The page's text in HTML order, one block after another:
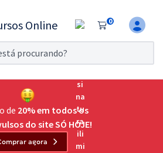
0
11
grátis por 7 dias!
Passar
para o Exame da
de 20% em todos os
do site SÓ HOJE!
agora